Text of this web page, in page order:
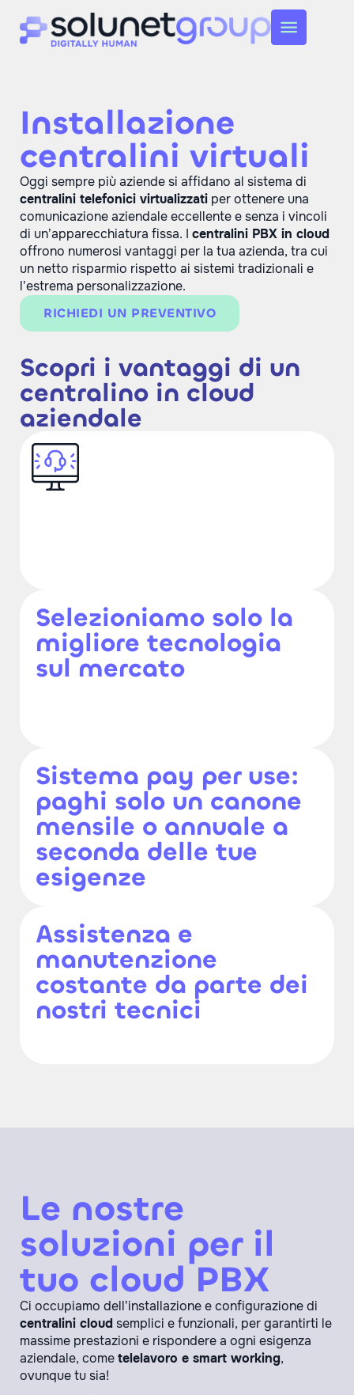
Installazione
centralini virtuali
Oggi sempre più aziende si affidano al sistema di
centralini telefonici virtualizzati per ottenere una
comunicazione aziendale eccellente e senza i vincoli
di un’apparecchiatura fissa. I centralini PBX in cloud
offrono numerosi vantaggi per la tua azienda, tra cui
un netto risparmio rispetto ai sistemi tradizionali e
l’estrema personalizzazione.
RICHIEDI UN PREVENTIVO
Scopri i vantaggi di un
centralino in cloud
aziendale
Selezioniamo solo la
migliore tecnologia
sul mercato
Sistema pay per use:
paghi solo un canone
mensile o annuale a
seconda delle tue
esigenze
Assistenza e
manutenzione
costante da parte dei
nostri tecnici
Le nostre
soluzioni per il
tuo cloud PBX
Ci occupiamo dell’installazione e configurazione di
centralini cloudsemplici e funzionali, per garantirti le
massime prestazioni e rispondere a ogni esigenza
aziendale, cometelelavoro e smart working,
ovunque tu sia!